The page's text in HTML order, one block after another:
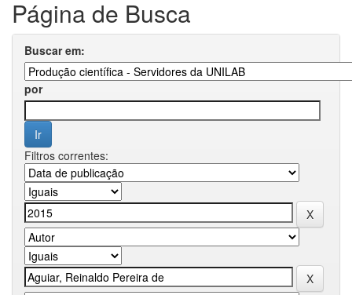
Página de Busca
Buscar em:
por
Filtros correntes: